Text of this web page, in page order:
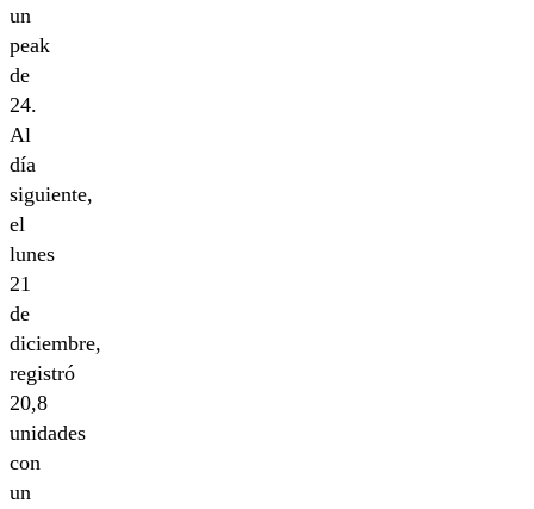
un
peak
de
24.
Al
día
siguiente,
el
lunes
21
de
diciembre,
registró
20,8
unidades
con
un